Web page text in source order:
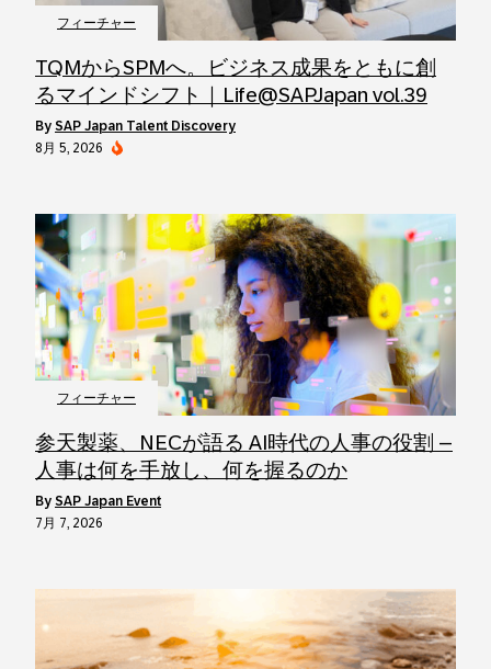
フィーチャー
TQMからSPMへ。ビジネス成果をともに創
るマインドシフト｜Life@SAPJapan vol.39
by SAP Japan Talent Discovery
8月 5, 2026
フィーチャー
参天製薬、NECが語る AI時代の人事の役割 –
人事は何を手放し、何を握るのか
by SAP Japan Event
7月 7, 2026